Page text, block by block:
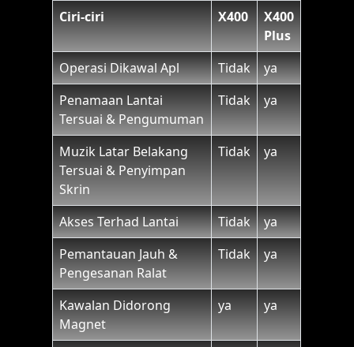
Ciri-ciri X400
X400
Plus
Operasi Dikawal Apl
Tidak
ya
Penamaan Lantai
Tersuai & Pengumuman
Tidak ya
Muzik Latar Belakang
Tersuai & Penyimpan
Skrin
Tidak ya
Akses Terhad Lantai Tidak
ya
Pemantauan Jauh &
Pengesanan Ralat
Tidak ya
Kawalan Didorong
Magnet
ya ya